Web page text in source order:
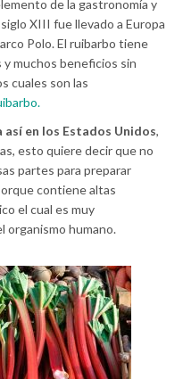
de la gastronomía y
XIII fue llevado a Europa
Polo. El ruibarbo tiene
muchos beneficios sin
cuales son las
en los Estados Unidos,
esto quiere decir que no
partes para preparar
contiene altas
el cual es muy
organismo humano.